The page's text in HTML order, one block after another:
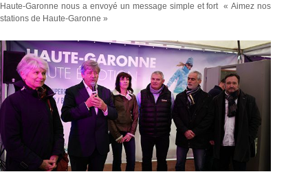
Haute-Garonne nous a envoyé un message simple et fort « Aimez nos
stations de Haute-Garonne »